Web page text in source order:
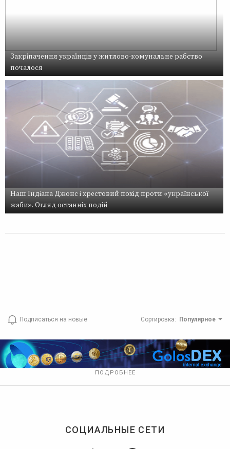
Закріпачення українців у житлово-комунальне рабство
почалося
Наш Індіана Джонс і хрестовий похід проти «української
жаби». Огляд останніх подій
Подписаться на новые Сортировка: Популярное
ПОДРОБНЕЕ
СОЦИАЛЬНЫЕ СЕТИ